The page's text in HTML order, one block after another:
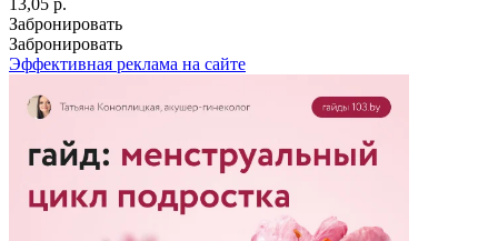
Забронировать
Забронировать
Эффективная реклама на сайте